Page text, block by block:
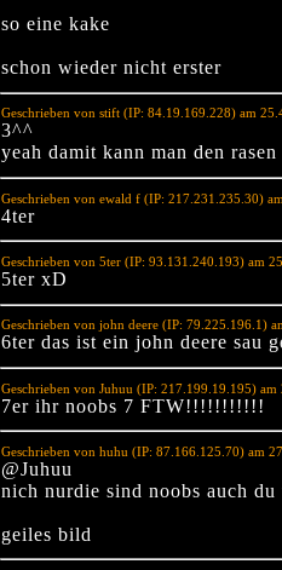
so eine kake
schon wieder nicht erster
Geschrieben von stift (IP: 84.19.169.228) am
3^^
yeah damit kann man den
Geschrieben von ewald f (IP: 217.231.235.30)
4ter
Geschrieben von 5ter (IP: 93.131.240.193) am
5ter xD
Geschrieben von john deere (IP: 79.225.196.1)
6ter das ist ein john deere sau
Geschrieben von Juhuu (IP: 217.199.19.195)
7er ihr noobs 7 FTW!!!!!!!!!!!
Geschrieben von huhu (IP: 87.166.125.70) am
@Juhuu
nich nurdie sind noobs auch
geiles bild